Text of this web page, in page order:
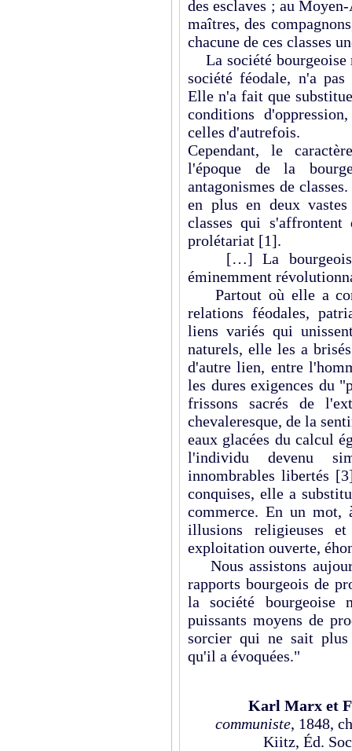
des esclaves ; au
maîtres, des
chacune de ces classes
La société bourgeoise
société féodale, n'a
Elle n'a fait que
conditions
celles d'autrefois.
Cependant, le
l'époque de la
antagonismes de
en plus en deux
classes qui
prolétariat [1].
[…] La bourgeoisie
éminemment
Partout où elle a
relations féodales,
liens variés qui
naturels, elle les a
d'autre lien, entre
les dures exigences du
frissons sacrés de
chevaleresque, de la
eaux glacées du calcul
l'individu devenu
innombrables libertés
conquises, elle a
commerce. En un mot,
illusions religieuses
exploitation ouverte,
Nous assistons
rapports bourgeois de
la société
puissants moyens de
sorcier qui ne sait plus
qu'il a évoquées."
Karl Marx et
communiste, 1848,
Kiitz, Éd.